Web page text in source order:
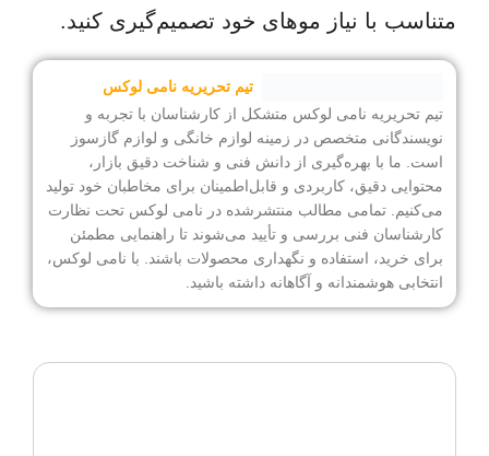
متناسب با نیاز موهای خود تصمیم‌گیری کنید.
تیم تحریریه نامی لوکس
تیم تحریریه نامی لوکس متشکل از کارشناسان با تجربه و
نویسندگانی متخصص در زمینه لوازم خانگی و لوازم گازسوز
است. ما با بهره‌گیری از دانش فنی و شناخت دقیق بازار،
محتوایی دقیق، کاربردی و قابل‌اطمینان برای مخاطبان خود تولید
می‌کنیم. تمامی مطالب منتشرشده در نامی لوکس تحت نظارت
کارشناسان فنی بررسی و تأیید می‌شوند تا راهنمایی مطمئن
برای خرید، استفاده و نگهداری محصولات باشند. با نامی لوکس،
انتخابی هوشمندانه و آگاهانه داشته باشید.